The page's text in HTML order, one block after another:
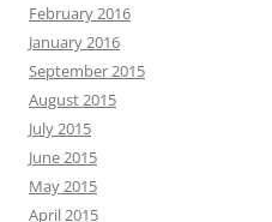
February 2016
January 2016
September 2015
August 2015
July 2015
June 2015
May 2015
April 2015